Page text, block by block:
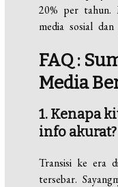
20% per tahun.
media sosial
FAQ :
Media
1. Kenapa
info akurat?
Transisi ke era
tersebar.